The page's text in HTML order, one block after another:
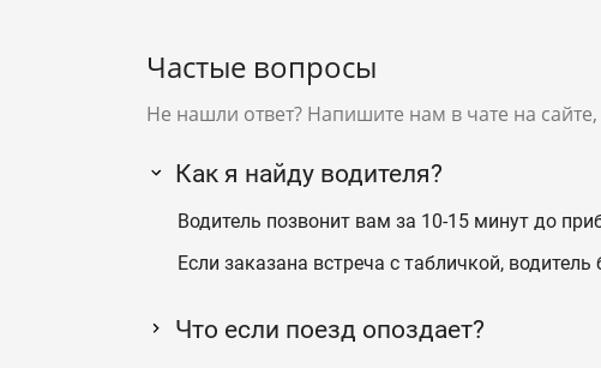
Частые вопросы
Не нашли ответ? Напишите нам в чате на сайте,
Как я найду водителя?
Водитель позвонит вам за 10-15 минут до
Если заказана встреча с табличкой,
Что если поезд опоздает?